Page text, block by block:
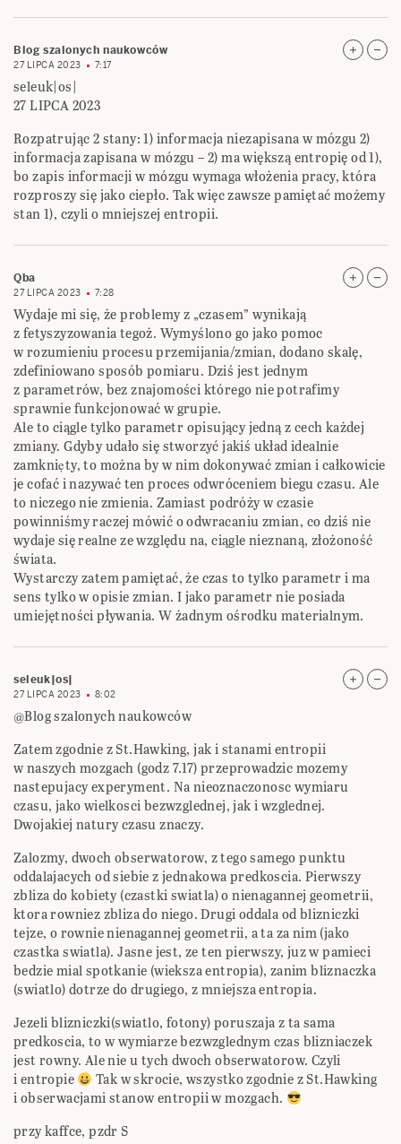
Blog szalonych naukowców
27 LIPCA 2023 7:17
seleuk|os|
27 LIPCA 2023
Rozpatrując 2 stany: 1) informacja niezapisana w mózgu 2)
informacja zapisana w mózgu – 2) ma większą entropię od 1),
bo zapis informacji w mózgu wymaga włożenia pracy, która
rozproszy się jako ciepło. Tak więc zawsze pamiętać możemy
stan 1), czyli o mniejszej entropii.
Qba
27 LIPCA 2023 7:28
Wydaje mi się, że problemy z „czasem” wynikają
z fetyszyzowania tegoż. Wymyślono go jako pomoc
w rozumieniu procesu przemijania/zmian, dodano skalę,
zdefiniowano sposób pomiaru. Dziś jest jednym
z parametrów, bez znajomości którego nie potrafimy
sprawnie funkcjonować w grupie.
Ale to ciągle tylko parametr opisujący jedną z cech każdej
zmiany. Gdyby udało się stworzyć jakiś układ idealnie
zamkniẹty, to można by w nim dokonywać zmian i całkowicie
je cofać i nazywać ten proces odwróceniem biegu czasu. Ale
to niczego nie zmienia. Zamiast podróży w czasie
powinniśmy raczej mówić o odwracaniu zmian, co dziś nie
wydaje się realne ze względu na, ciągle nieznaną, złożoność
świata.
Wystarczy zatem pamiętać, że czas to tylko parametr i ma
sens tylko w opisie zmian. I jako parametr nie posiada
umiejętności pływania. W żadnym ośrodku materialnym.
seleuk|os|
27 LIPCA 2023 8:02
@Blog szalonych naukowców
Zatem zgodnie z St.Hawking, jak i stanami entropii
w naszych mozgach (godz 7.17) przeprowadzic mozemy
nastepujacy experyment. Na nieoznaczonosc wymiaru
czasu, jako wielkosci bezwzglednej, jak i wzglednej.
Dwojakiej natury czasu znaczy.
Zalozmy, dwoch obserwatorow, z tego samego punktu
oddalajacych od siebie z jednakowa predkoscia. Pierwszy
zbliza do kobiety (czastki swiatla) o nienagannej geometrii,
ktora rowniez zbliza do niego. Drugi oddala od blizniczki
tejze, o rownie nienagannej geometrii, a ta za nim (jako
czastka swiatla). Jasne jest, ze ten pierwszy, juz w pamieci
bedzie mial spotkanie (wieksza entropia), zanim bliznaczka
(swiatlo) dotrze do drugiego, z mniejsza entropia.
Jezeli blizniczki(swiatlo, fotony) poruszaja z ta sama
predkoscia, to w wymiarze bezwzglednym czas blizniaczek
jest rowny. Ale nie u tych dwoch obserwatorow. Czyli
i entropie
Tak w skrocie, wszystko zgodnie z St.Hawking
i obserwacjami stanow entropii w mozgach.
przy kaffce, pzdr S